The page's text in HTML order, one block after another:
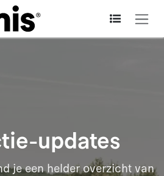
updates
je een helder overzicht van